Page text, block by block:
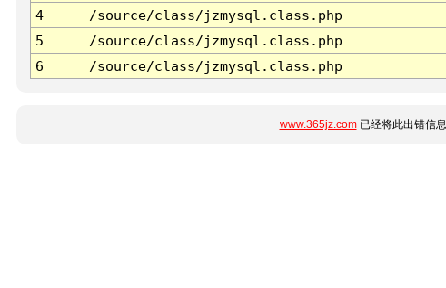
4
/source/class/jzmysql.class.php
5
/source/class/jzmysql.class.php
6
/source/class/jzmysql.class.php
www.365jz.com已经将此出错信